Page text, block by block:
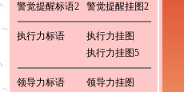
警觉提醒标语2
警觉提醒挂图2
执行力标语
执行力挂图
执行力挂图5
领导力标语
领导力挂图